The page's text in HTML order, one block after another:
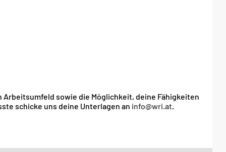
sowie die Möglichkeit, deine Fähigkeiten
schicke uns deine Unterlagen an info@wri.at.